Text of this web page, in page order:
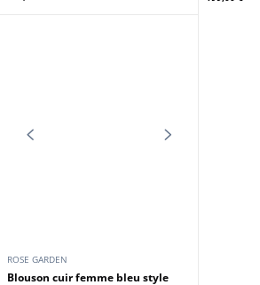
ROSE GARDEN